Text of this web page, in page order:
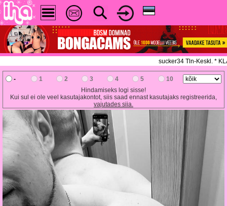
sucker34 Tln-Keskl. *
- 1 2 3 4 5
10
Hindamiseks logi sisse!
Kui sul ei ole veel kasutajakontot, siis saad ennast kasutajaks registreerida,
vajutades siia.